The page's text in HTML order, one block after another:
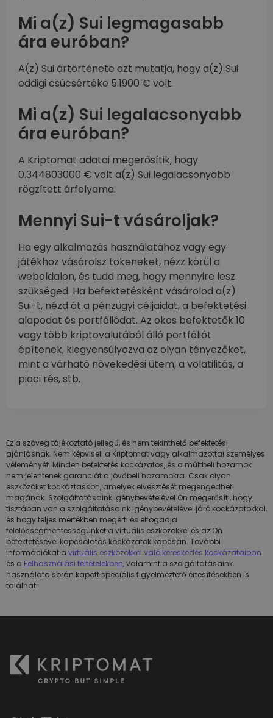
Mi a(z) Sui legmagasabb
ára euróban?
A(z) Sui ártörténete azt mutatja, hogy a(z) Sui
eddigi csúcsértéke 5.1900 € volt.
Mi a(z) Sui legalacsonyabb
ára euróban?
A Kriptomat adatai megerősítik, hogy
0.344803000 € volt a(z) Sui legalacsonyabb
rögzített árfolyama.
Mennyi Sui-t vásároljak?
Ha egy alkalmazás használatához vagy egy
játékhoz vásárolsz tokeneket, nézz körül a
weboldalon, és tudd meg, hogy mennyire lesz
szükséged. Ha befektetésként vásárolod a(z)
Sui-t, nézd át a pénzügyi céljaidat, a befektetési
alapodat és portfóliódat. Az okos befektetők 10
vagy több kriptovalutából álló portfóliót
építenek, kiegyensúlyozva az olyan tényezőket,
mint a várható növekedési ütem, a volatilitás, a
piaci rés, stb.
Ez a szöveg tájékoztató jellegű, és nem tekinthető befektetési
ajánlásnak. Nem képviseli a Kriptomat vagy alkalmazottai személyes
véleményét. Minden befektetés kockázatos, és a múltbeli hozamok
nem jelentenek garanciát a jövőbeli hozamokra. Csak olyan
eszközöket kockáztasson, amelyek elvesztését megengedheti
magának. Szolgáltatásaink igénybevételével Ön megerősíti, hogy
tisztában van a szolgáltatásaink igénybevételével járó kockázatokkal,
és hogy teljes mértékben megérti és elfogadja
felelősségmentességünket a virtuális eszközökkel és az Ön
befektetésével kapcsolatos kockázatok kapcsán. További
információkat a virtuális eszközökkel való kereskedés kockázataiban
és a Felhasználási feltételekben, valamint a szolgáltatásaink
használata során kapott speciális figyelmeztető értesítésekben is
találhat.